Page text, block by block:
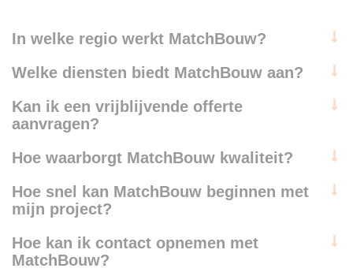
In welke regio werkt MatchBouw?
Welke diensten biedt MatchBouw aan?
Kan ik een vrijblijvende offerte
aanvragen?
Hoe waarborgt MatchBouw kwaliteit?
Hoe snel kan MatchBouw beginnen met
mijn project?
Hoe kan ik contact opnemen met
MatchBouw?